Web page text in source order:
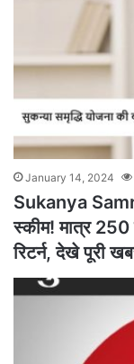
January 14, 2024
Sukanya
स्कीम! मात्र
रिटर्न, देखे पूरी